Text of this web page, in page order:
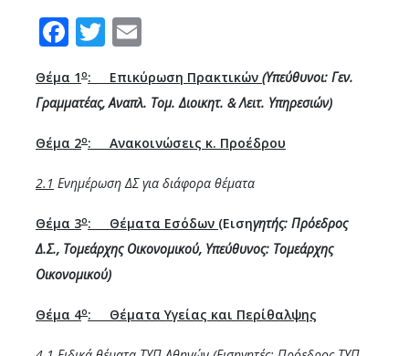
Facebook
Twitter
Θέμα 1ο: Επικύρωση Πρακτικών (Υπεύθυνοι: Γεν.
Γραμματέας, Αναπλ. Τομ. Διοικητ. & Λειτ. Υπηρεσιών)
Θέμα 2ο: Ανακοινώσεις κ. Προέδρου
2.1 Ενημέρωση ΔΣ για διάφορα θέματα
Θέμα 3ο: Θέματα Εσόδων (Εισηγητής: Πρόεδρος
Δ.Σ., Τομεάρχης Οικονομικού, Υπεύθυνος: Τομεάρχης
Οικονομικού)
Θέμα 4ο: Θέματα Υγείας και Περίθαλψης